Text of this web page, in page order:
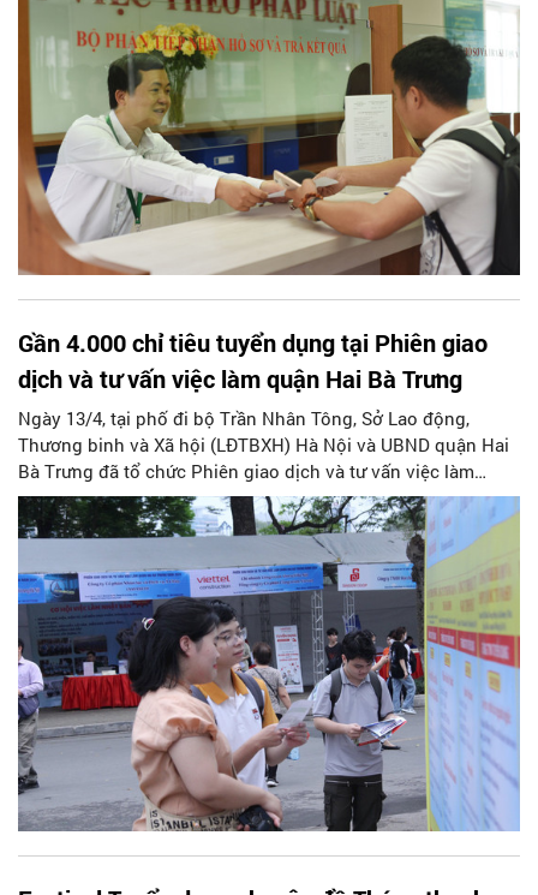
Gần 4.000 chỉ tiêu tuyển dụng tại Phiên giao
dịch và tư vấn việc làm quận Hai Bà Trưng
Ngày 13/4, tại phố đi bộ Trần Nhân Tông, Sở Lao động,
Thương binh và Xã hội (LĐTBXH) Hà Nội và UBND quận Hai
Bà Trưng đã tổ chức Phiên giao dịch và tư vấn việc làm
quận Hai Bà Trưng năm 2024 với gần 4.000 chỉ tiêu tuyển
dụng, tuyển sinh.